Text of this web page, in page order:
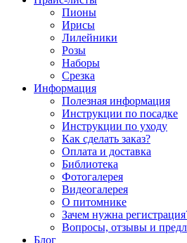
Пионы
Ирисы
Лилейники
Розы
Наборы
Срезка
Информация
Полезная информация
Инструкции по посадке
Инструкции по уходу
Как сделать заказ?
Оплата и доставка
Библиотека
Фотогалерея
Видеогалерея
О питомнике
Зачем нужна
Вопросы, отзывы и
Блог